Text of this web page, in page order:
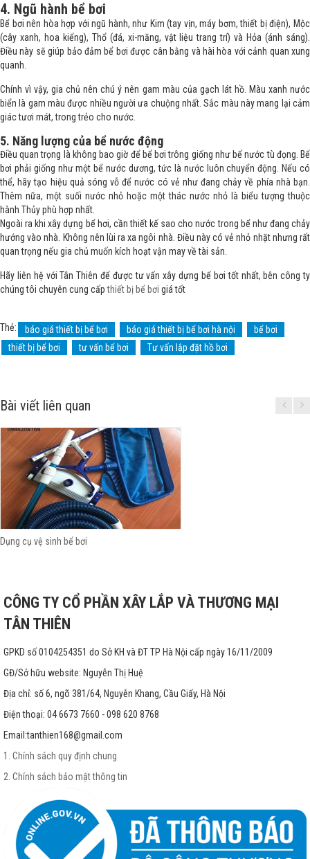
4. Ngũ hành bể bơi
Bể bơi nên hòa hợp với ngũ hành, như Kim (tay vịn, máy bơm, thiết bị điện), Mộc
(cây xanh, hoa kiểng), Thổ (đá, xi-măng, vật liệu trang trí) và Hỏa (ánh sáng).
Điều này sẽ giúp bảo đảm bể bơi được cân bằng và hài hòa với cảnh quan xung
quanh.
Chính vì vậy, gia chủ nên chú ý nên gam màu của gạch lát hồ. Màu xanh nước
biển là gam màu được nhiều người ưa chuộng nhất. Sắc màu này mang lại cảm
giác tươi mát, trong trẻo cho nước.
5. Năng lượng của bể nước động
Điều quan trọng là không bao giờ để bể bơi trông giống như bể nước tù đọng. Bể
bơi phải giống như một bể nước dương, tức là nước luôn chuyển động. Nếu có
thể, hãy tạo hiệu quả sóng vỗ để nước có vẻ như đang chảy về phía nhà bạn.
Thêm nữa, một suối nước nhỏ hoặc một thác nước nhỏ là biểu tượng thuộc
hành Thủy phù hợp nhất.
Ngoài ra khi xây dựng bể hơi, cần thiết kế sao cho nước trong bể như đang chảy
hướng vào nhà. Không nên lùi ra xa ngôi nhà. Điều này có vẻ nhỏ nhặt nhưng rất
quan trọng nếu gia chủ muốn kích hoạt vận may về tài sản.
Hãy liên hệ với Tân Thiên để được tư vấn xây dựng bể bơi tốt nhất, bên công ty
chúng tôi chuyên cung cấpthiết bị bể bơi giá tốt
Thẻ: báo giá thiết bị bể bơi báo giá thiết bị bể bơi hà nội
bể bơi
thiết bị bể bơi
tư vấn bể bơi Tư vấn lắp đặt hồ bơi
Bài viết liên quan
Dụng cụ vệ sinh bể bơi
CÔNG TY CỔ PHẦN XÂY LẮP VÀ THƯƠNG MẠI
TÂN THIÊN
GPKD số 0104254351 do Sở KH và ĐT TP Hà Nội cấp ngày 16/11/2009
GĐ/Sở hữu website: Nguyễn Thị Huệ
Địa chỉ: số 6, ngõ 381/64, Nguyễn Khang, Cầu Giấy, Hà Nội
Điện thoại: 04 6673 7660 - 098 620 8768
Email:tanthien168@gmail.com
1. Chính sách quy định chung
2. Chính sách bảo mật thông tin